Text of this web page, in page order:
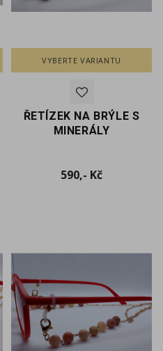
VYBERTE VARIANTU
ŘETÍZEK NA BRÝLE S
MINERÁLY
590,- KčCena